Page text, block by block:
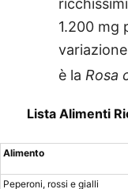
1.200 mg
è la Rosa
Lista Alimenti
Alimento
Peperoni, rossi e gialli